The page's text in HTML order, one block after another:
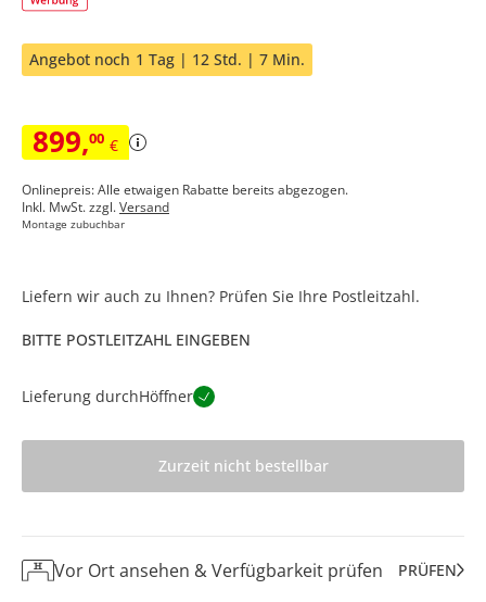
Angebot noch 1 Tag | 12 Std. | 7 Min.
899,00 €
Onlinepreis: Alle etwaigen Rabatte bereits abgezogen.
Inkl. MwSt. zzgl.Versand
Montage zubuchbar
Liefern wir auch zu Ihnen? Prüfen Sie Ihre Postleitzahl.
BITTE POSTLEITZAHL EINGEBEN
Lieferung durchHöffner
Zurzeit nicht bestellbar
Vor Ort ansehen & Verfügbarkeit prüfen PRÜFEN